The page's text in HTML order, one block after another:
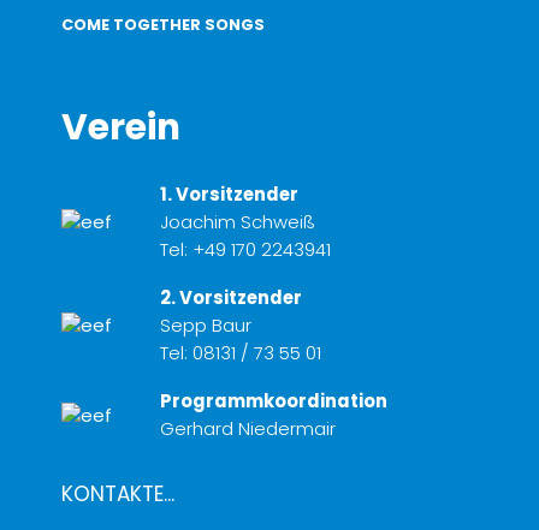
COME TOGETHER SONGS
Verein
1. Vorsitzender
Joachim Schweiß
Tel: +49 170 2243941
2. Vorsitzender
Sepp Baur
Tel: 08131 / 73 55 01
Programmkoordination
Gerhard Niedermair
KONTAKTE...